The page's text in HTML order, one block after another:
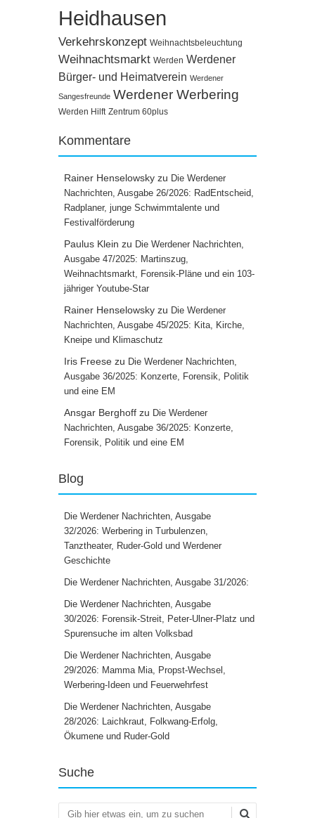
Heidhausen
Verkehrskonzept Weihnachtsbeleuchtung
Weihnachtsmarkt Werden Werdener
Bürger- und Heimatverein Werdener
Sangesfreunde Werdener Werbering
Werden Hilft Zentrum 60plus
Kommentare
Rainer Henselowsky zu Die Werdener
Nachrichten, Ausgabe 26/2026: RadEntscheid,
Radplaner, junge Schwimmtalente und
Festivalförderung
Paulus Klein zu Die Werdener Nachrichten,
Ausgabe 47/2025: Martinszug,
Weihnachtsmarkt, Forensik-Pläne und ein 103-
jähriger Youtube-Star
Rainer Henselowsky zu Die Werdener
Nachrichten, Ausgabe 45/2025: Kita, Kirche,
Kneipe und Klimaschutz
Iris Freese zu Die Werdener Nachrichten,
Ausgabe 36/2025: Konzerte, Forensik, Politik
und eine EM
Ansgar Berghoff zu Die Werdener
Nachrichten, Ausgabe 36/2025: Konzerte,
Forensik, Politik und eine EM
Blog
Die Werdener Nachrichten, Ausgabe
32/2026: Werbering in Turbulenzen,
Tanztheater, Ruder-Gold und Werdener
Geschichte
Die Werdener Nachrichten, Ausgabe 31/2026:
Die Werdener Nachrichten, Ausgabe
30/2026: Forensik-Streit, Peter-Ulner-Platz und
Spurensuche im alten Volksbad
Die Werdener Nachrichten, Ausgabe
29/2026: Mamma Mia, Propst-Wechsel,
Werbering-Ideen und Feuerwehrfest
Die Werdener Nachrichten, Ausgabe
28/2026: Laichkraut, Folkwang-Erfolg,
Ökumene und Ruder-Gold
Suche
Suchen